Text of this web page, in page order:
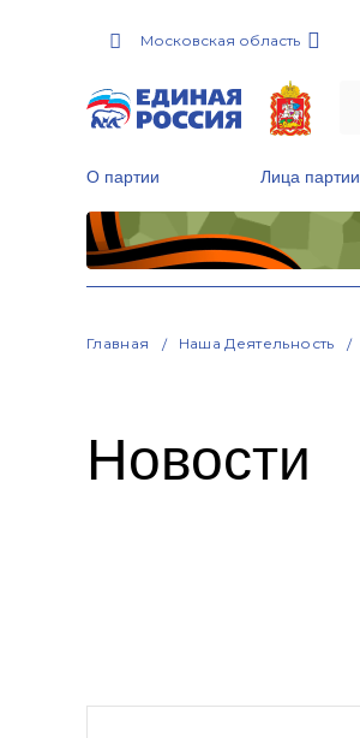
Московская область
О партии Лица партии
Главная Наша Деятельность
Новости